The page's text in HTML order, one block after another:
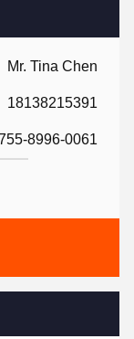
Mr. Tina Chen
18138215391
8996-0061